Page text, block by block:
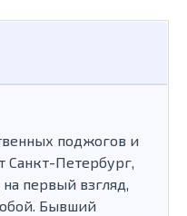
поджогов и
Санкт-Петербург,
первый взгляд,
Бывший